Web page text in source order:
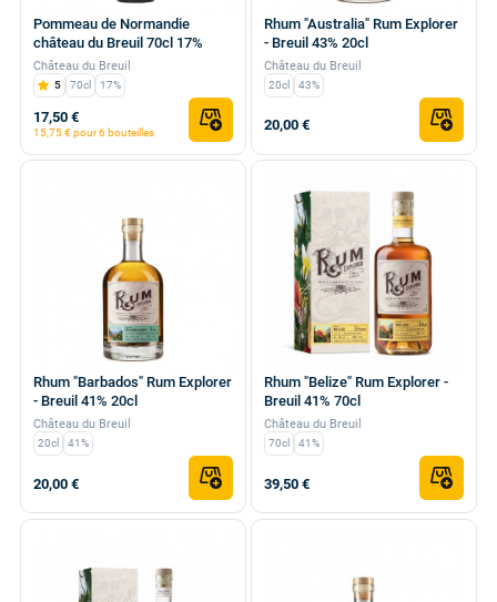
Pommeau de Normandie
château du Breuil 70cl 17%
Château du Breuil
5 70cl 17%
17,50 €
15,75 € pour 6 bouteilles
Rhum "Australia" Rum Explorer
- Breuil 43% 20cl
Château du Breuil
20cl 43%
20,00 €
Rhum "Barbados" Rum Explorer
- Breuil 41% 20cl
Château du Breuil
20cl 41%
20,00 €
Rhum "Belize" Rum Explorer -
Breuil 41% 70cl
Château du Breuil
70cl 41%
39,50 €